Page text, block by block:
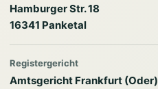
Hamburger Str. 18
16341 Panketal
Registergericht
Amtsgericht Frankfurt (Oder)